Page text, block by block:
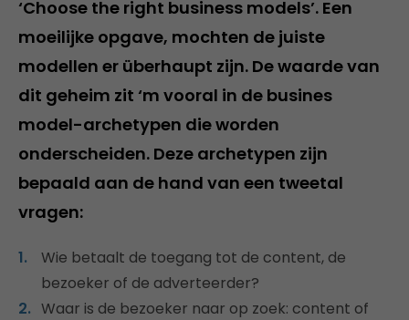
‘Choose the right business models’. Een
moeilijke opgave, mochten de juiste
modellen er überhaupt zijn. De waarde van
dit geheim zit ‘m vooral in de busines
model-archetypen die worden
onderscheiden. Deze archetypen zijn
bepaald aan de hand van een tweetal
vragen:
Wie betaalt de toegang tot de content, de
bezoeker of de adverteerder?
Waar is de bezoeker naar op zoek: content of